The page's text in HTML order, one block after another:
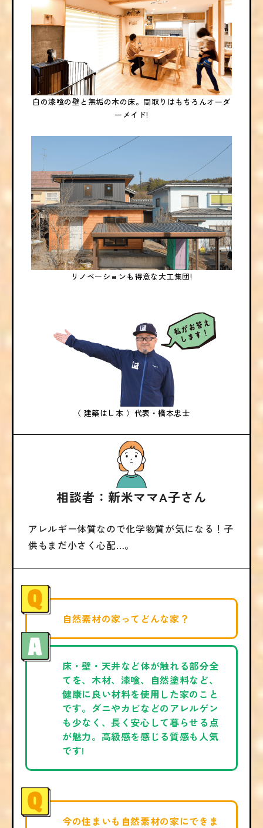
白の漆喰の壁と無垢の木の床。間取りはもちろんオーダ
ーメイド!
リノベーションも得意な大工集団!
〈 建築はし本 〉 代表・橋本忠士
相談者：新米ママA子さん
アレルギー体質なので化学物質が気になる！子
供もまだ小さく心配…。
自然素材の家ってどんな家？
床・壁・天井など体が触れる部分全
てを、木材、漆喰、自然塗料など、
健康に良い材料を使用した家のこと
です。ダニやカビなどのアレルゲン
も少なく、長く安心して暮らせる点
が魅力。高級感を感じる質感も人気
です!
今の住まいも自然素材の家にできま